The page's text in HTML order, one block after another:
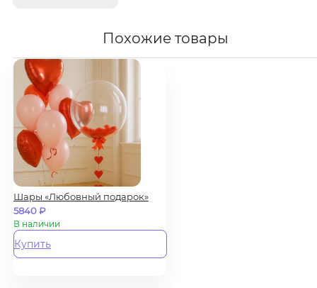
Похожие товары
Шары «Любовный подарок»
5840₽
В наличии
Купить